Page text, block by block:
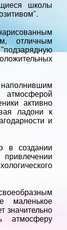
школы
отличным
активно
ладони к
и
в создании
маленькое
значительно
атмосферу